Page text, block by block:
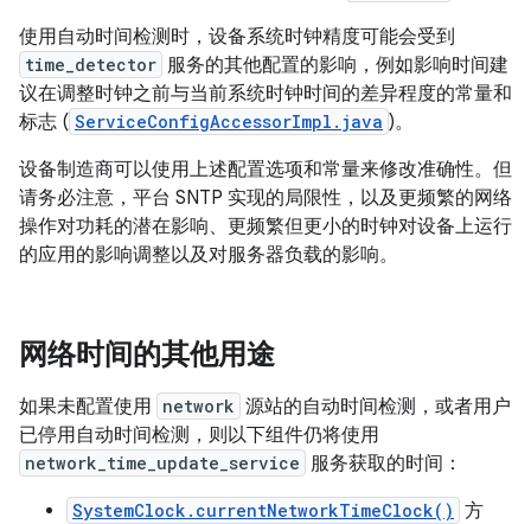
使用自动时间检测时，设备系统时钟精度可能会受到
time_detector 服务的其他配置的影响，例如影响时间建
议在调整时钟之前与当前系统时钟时间的差异程度的常量和
标志 ( ServiceConfigAccessorImpl.java )。
设备制造商可以使用上述配置选项和常量来修改准确性。但
请务必注意，平台 SNTP 实现的局限性，以及更频繁的网络
操作对功耗的潜在影响、更频繁但更小的时钟对设备上运行
的应用的影响调整以及对服务器负载的影响。
网络时间的其他用途
如果未配置使用 network 源站的自动时间检测，或者用户
已停用自动时间检测，则以下组件仍将使用
network_time_update_service 服务获取的时间：
SystemClock.currentNetworkTimeClock() 方